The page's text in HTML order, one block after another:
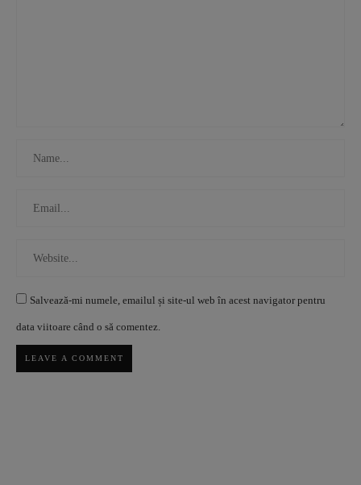
Salvează-mi numele, emailul și site-ul web în acest navigator pentru
data viitoare când o să comentez.